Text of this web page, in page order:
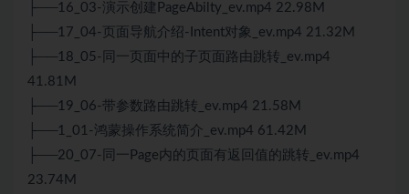
├──16_03-演示创建PageAbilty_ev.mp4 22.98M
├──17_04-页面导航介绍-Intent对象_ev.mp4 21.32M
├──18_05-同一页面中的子页面路由跳转_ev.mp4
41.81M
├──19_06-带参数路由跳转_ev.mp4 21.58M
├──1_01-鸿蒙操作系统简介_ev.mp4 61.42M
├──20_07-同一Page内的页面有返回值的跳转_ev.mp4
23.74M